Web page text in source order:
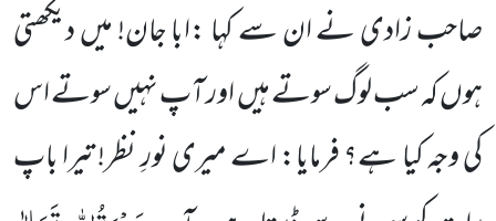
صاحب زادی نے ان سے کہا :ابا جان! میں دیکھتی
ہوں کہ سب لوگ سوتے ہیں اور آپ نہیں سوتے اس
کی وجہ کیا ہے؟ فرمایا: اے میری نورِ نظر! تیرا باپ